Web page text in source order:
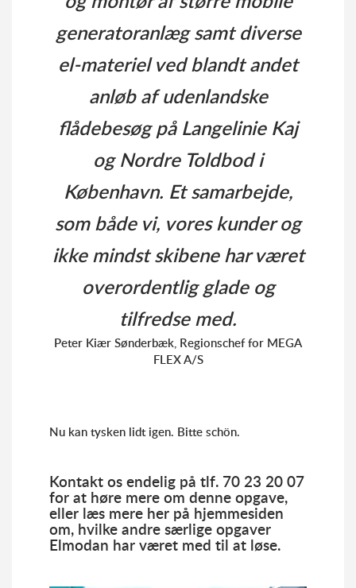
generatoranlæg samt diverse
el-materiel ved blandt andet
anløb af udenlandske
flådebesøg på Langelinie Kaj
og Nordre Toldbod i
København. Et samarbejde,
som både vi, vores kunder og
ikke mindst skibene har været
overordentlig glade og
tilfredse med.
Peter Kiær Sønderbæk, Regionschef for MEGA
FLEX A/S
Nu kan tysken lidt igen. Bitte schön.
Kontakt os endelig på tlf. 70 23 20 07
for at høre mere om denne opgave,
eller læs mere her på hjemmesiden
om, hvilke andre særlige opgaver
Elmodan har været med til at løse.